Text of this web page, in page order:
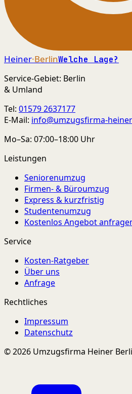
Heiner·BerlinWelche Lage?
Service-Gebiet: Berlin
& Umland
Tel: 01579 2637177
E-Mail: info@umzugsfirma-
Mo–Sa: 07:00–18:00 Uhr
Leistungen
Seniorenumzug
Firmen- & Büroumzug
Express & kurzfristig
Studentenumzug
Kostenlos Angebot
Service
Kosten-Ratgeber
Über uns
Anfrage
Rechtliches
Impressum
Datenschutz
© 2026 Umzugsfirma Heiner